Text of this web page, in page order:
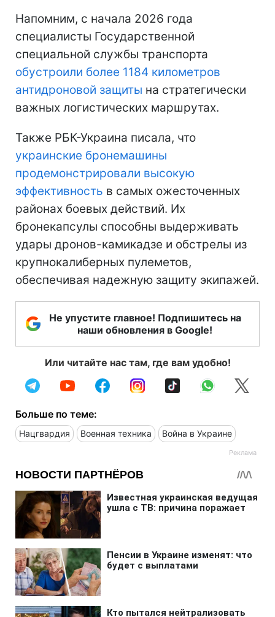
Напомним, с начала 2026 года
специалисты Государственной
специальной службы транспорта
обустроили более 1184 километров
антидроновой защиты на стратегически
важных логистических маршрутах.
Также РБК-Украина писала, что
украинские бронемашины
продемонстрировали высокую
эффективность в самых ожесточенных
районах боевых действий. Их
бронекапсулы способны выдерживать
удары дронов-камикадзе и обстрелы из
крупнокалиберных пулеметов,
обеспечивая надежную защиту экипажей.
Не упустите главное! Подпишитесь на
наши обновления в Google!
Или читайте нас там, где вам удобно!
Больше по теме:
Нацгвардия Военная техника Война в Украине